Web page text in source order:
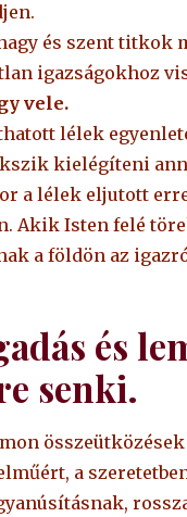
és szent titkok
igazságokhoz
vele.
lélek
kielégíteni
a lélek eljutott
Akik Isten felé
a földön az
és
senki.
a